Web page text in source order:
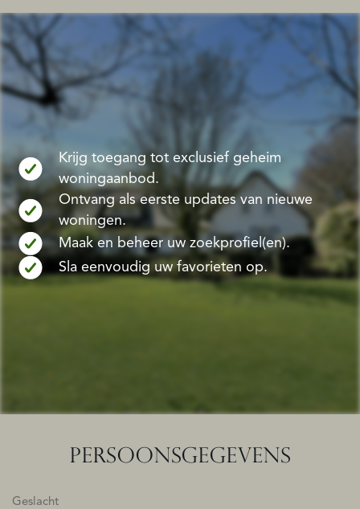
Krijg toegang tot exclusief geheim
woningaanbod.
Ontvang als eerste updates van nieuwe
woningen.
Maak en beheer uw zoekprofiel(en).
Sla eenvoudig uw favorieten op.
PERSOONSGEGEVENS
Geslacht